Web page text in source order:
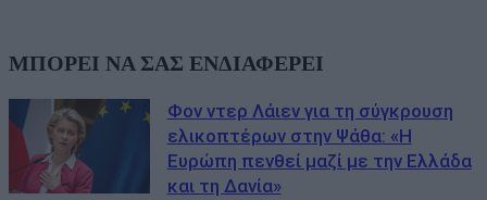
ΜΠΟΡΕΙ ΝΑ ΣΑΣ ΕΝΔΙΑΦΕΡΕΙ
Φον ντερ Λάιεν για τη σύγκρουση
ελικοπτέρων στην Ψάθα: «Η
Ευρώπη πενθεί μαζί με την Ελλάδα
και τη Δανία»